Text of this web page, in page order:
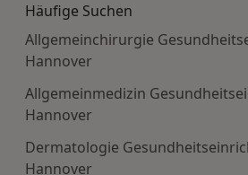
Häufige Suchen
Allgemeinchirurgie
Hannover
Allgemeinmedizin
Hannover
Dermatologie
Hannover